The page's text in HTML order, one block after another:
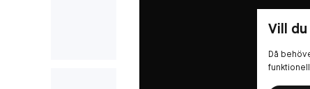
Vill
Då